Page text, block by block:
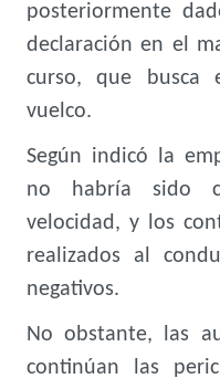
posteriormente
declaración en el
curso, que busca
vuelco.
Según indicó la
no habría sido
velocidad, y los
realizados al
negativos.
No obstante, las
continúan las